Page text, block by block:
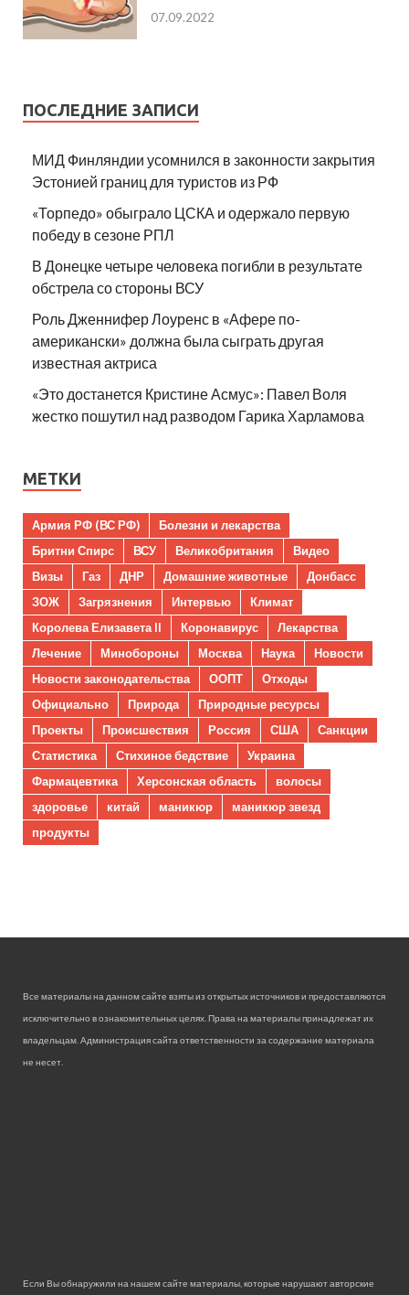
07.09.2022
ПОСЛЕДНИЕ ЗАПИСИ
МИД Финляндии усомнился в законности закрытия
Эстонией границ для туристов из РФ
«Торпедо» обыграло ЦСКА и одержало первую
победу в сезоне РПЛ
В Донецке четыре человека погибли в результате
обстрела со стороны ВСУ
Роль Дженнифер Лоуренс в «Афере по-
американски» должна была сыграть другая
известная актриса
«Это достанется Кристине Асмус»: Павел Воля
жестко пошутил над разводом Гарика Харламова
МЕТКИ
Армия РФ (ВС РФ)
Болезни и лекарства
Бритни Спирс
ВСУ Великобритания
Видео
Визы
Газ ДНР Домашние животные
Донбасс
ЗОЖ
Загрязнения Интервью
Климат
Королева Елизавета II
Коронавирус
Лекарства
Лечение
Минобороны Москва Наука
Новости
Новости законодательства
ООПТ
Отходы
Официально
Природа
Природные ресурсы
Проекты
Происшествия Россия США
Санкции
Статистика
Стихиное бедствие
Украина
Фармацевтика
Херсонская область
волосы
здоровье
китай маникюр
маникюр звезд
продукты
Все материалы на данном сайте взяты из открытых источников и предоставляются
исключительно в ознакомительных целях. Права на материалы принадлежат их
владельцам. Администрация сайта ответственности за содержание материала
не несет.
Если Вы обнаружили на нашем сайте материалы, которые нарушают авторские